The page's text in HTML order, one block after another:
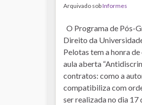
Arquivado sobInformes
O Programa de Pós-
Direito da
Pelotas tem a honra
aula aberta
contratos: como a
compatibiliza com
ser realizada no dia 17